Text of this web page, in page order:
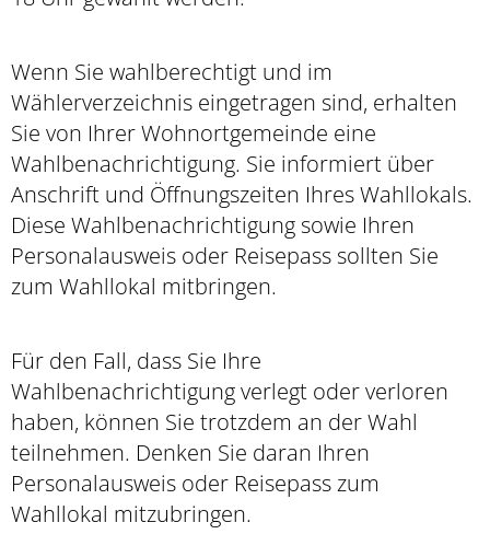
Wenn Sie wahlberechtigt und im
Wählerverzeichnis eingetragen sind, erhalten
Sie von Ihrer Wohnortgemeinde eine
Wahlbenachrichtigung. Sie informiert über
Anschrift und Öffnungszeiten Ihres Wahllokals.
Diese Wahlbenachrichtigung sowie Ihren
Personalausweis oder Reisepass sollten Sie
zum Wahllokal mitbringen.
Für den Fall, dass Sie Ihre
Wahlbenachrichtigung verlegt oder verloren
haben, können Sie trotzdem an der Wahl
teilnehmen. Denken Sie daran Ihren
Personalausweis oder Reisepass zum
Wahllokal mitzubringen.